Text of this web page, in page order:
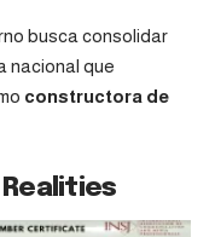
busca consolidar
nacional que
constructora de
Realities